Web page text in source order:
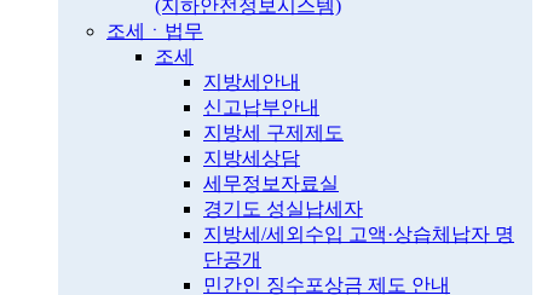
(지하안전정보시스템)
조세ㆍ법무
조세
지방세안내
신고납부안내
지방세 구제제도
지방세상담
세무정보자료실
경기도 성실납세자
지방세/세외수입 고액·상습체납자 명
단공개
민간인 징수포상금 제도 안내